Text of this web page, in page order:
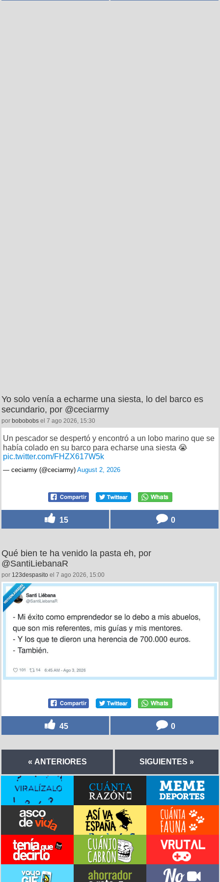
Yo solo venía a echarme una siesta, lo del barco es
secundario, por @ceciarmy
por bobobobs el 7 ago 2026, 15:30
Un pescador se despertó y encontró a un lobo marino que se
había colado en su barco para echarse una siesta 😭
pic.twitter.com/FHZX617W5k
— ceciarmy (@ceciarmy) August 2, 2026
15 0
Qué bien te ha venido la pasta eh, por
@SantiLiebanaR
por 123despasito el 7 ago 2026, 15:00
45 0
« ANTERIORES SIGUIENTES »